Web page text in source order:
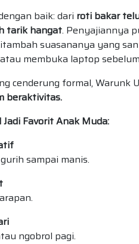
baik: dari roti bakar
tarik hangat. Penyajiannya
suasananya yang
membuka laptop
cenderung formal, Warunk
beraktivitas.
Favorit Anak Muda:
sampai manis.
ngobrol pagi.